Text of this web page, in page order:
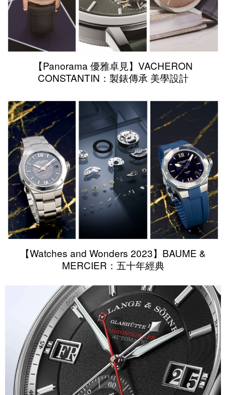
【Panorama 優雅卓見】VACHERON
CONSTANTIN：製錶傳承 美學設計
【Watches and Wonders 2023】BAUME &
MERCIER：五十年經典